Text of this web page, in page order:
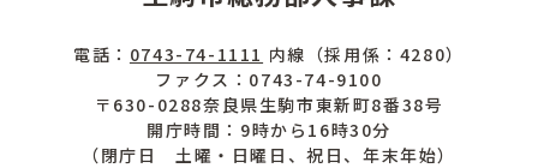
電話： 0743-74-1111 内線（採用係：4280）
ファクス：0743-74-9100
〒630-0288奈良県生駒市東新町8番38号
開庁時間：9時から16時30分
（閉庁日 土曜・日曜日、祝日、年末年始）